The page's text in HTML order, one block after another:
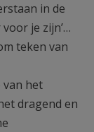
in de
je zijn’…
teken van
van het
dragend en